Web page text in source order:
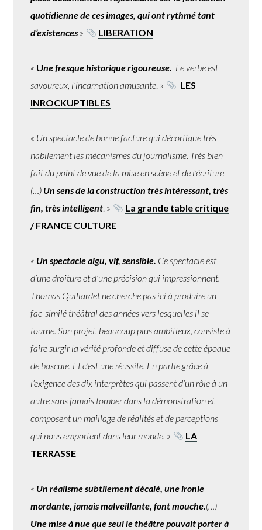
quotidienne de ces images, qui ont rythmé tant
d’existences » LIBERATION
« Une fresque historique rigoureuse. Le verbe est
savoureux, l’incarnation amusante. »
LES
INROCKUPTIBLES
« Un spectacle de bonne facture qui décortique très
habilement les mécanismes du journalisme. Très bien
fait du point de vue de la mise en scène et de l’écriture
(…) Un sens de la construction très intéressant, très
fin, très intelligent. »
La grande table critique
/ FRANCE CULTURE
« Un spectacle aigu, vif, sensible. Ce spectacle est
d’une droiture et d’une précision qui impressionnent.
Thomas Quillardet ne cherche pas ici à produire un
fac-similé théâtral des années vers lesquelles il se
tourne. Son projet, beaucoup plus ambitieux, consiste à
faire surgir la vérité profonde et diffuse de cette époque
de bascule. Et c’est une réussite. En partie grâce à
l’exigence des dix interprètes qui passent d’un rôle à un
autre sans jamais tomber dans la démonstration et
composent un maillage de réalités et de perceptions
qui nous emportent dans leur monde. »
LA
TERRASSE
« Un réalisme subtilement décalé, une ironie
mordante, jamais malveillante, font mouche.(…)
Une mise à nue que seul le théâtre pouvait porter à